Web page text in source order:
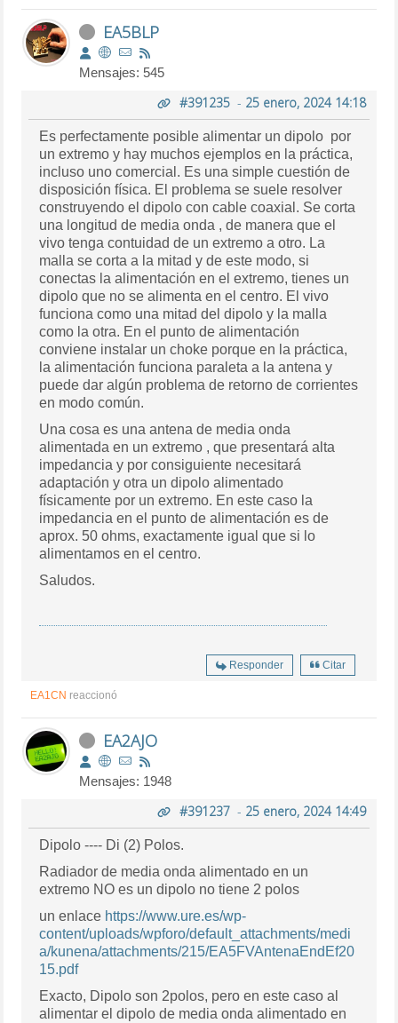
EA5BLP
Mensajes: 545
#391235- 25 enero, 2024 14:18
Es perfectamente posible alimentar un dipolo por
un extremo y hay muchos ejemplos en la práctica,
incluso uno comercial. Es una simple cuestión de
disposición física. El problema se suele resolver
construyendo el dipolo con cable coaxial. Se corta
una longitud de media onda , de manera que el
vivo tenga contuidad de un extremo a otro. La
malla se corta a la mitad y de este modo, si
conectas la alimentación en el extremo, tienes un
dipolo que no se alimenta en el centro. El vivo
funciona como una mitad del dipolo y la malla
como la otra. En el punto de alimentación
conviene instalar un choke porque en la práctica,
la alimentación funciona paraleta a la antena y
puede dar algún problema de retorno de corrientes
en modo común.
Una cosa es una antena de media onda
alimentada en un extremo , que presentará alta
impedancia y por consiguiente necesitará
adaptación y otra un dipolo alimentado
físicamente por un extremo. En este caso la
impedancia en el punto de alimentación es de
aprox. 50 ohms, exactamente igual que si lo
alimentamos en el centro.
Saludos.
Responder Citar
EA1CN reaccionó
EA2AJO
Mensajes: 1948
#391237- 25 enero, 2024 14:49
Dipolo ---- Di (2) Polos.
Radiador de media onda alimentado en un
extremo NO es un dipolo no tiene 2 polos
un enlace https://www.ure.es/wp-
content/uploads/wpforo/default_attachments/medi
a/kunena/attachments/215/EA5FVAntenaEndEf20
15.pdf
Exacto, Dipolo son 2polos, pero en este caso al
alimentar el dipolo de media onda alimentado en